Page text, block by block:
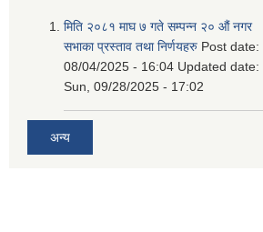
मिति २०८१ माघ ७ गते सम्पन्न २० औं नगर
सभाका प्रस्ताव तथा निर्णयहरु Post date:
08/04/2025 - 16:04 Updated date:
Sun, 09/28/2025 - 17:02
अन्य